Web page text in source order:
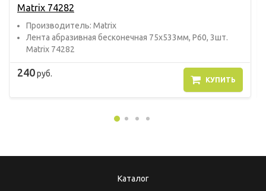
Matrix 74282
Прoизвoдитель: Matrix
Лента абразивная бесконечная 75х533мм, P60, 3шт.
Matrix 74282
240руб.
КУПИТЬ
Каталог